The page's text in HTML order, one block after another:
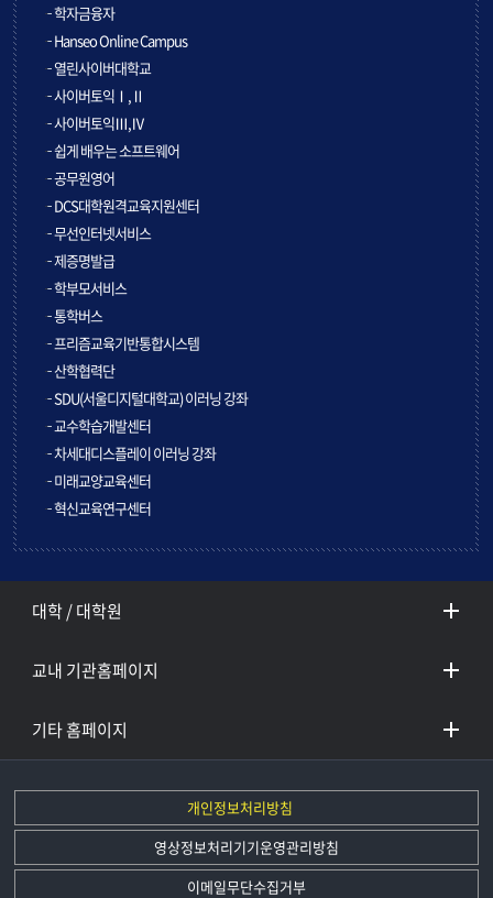
학자금융자
Hanseo Online Campus
열린사이버대학교
사이버토익Ⅰ,Ⅱ
사이버토익Ⅲ,Ⅳ
쉽게 배우는 소프트웨어
공무원영어
DCS대학원격교육지원센터
무선인터넷서비스
제증명발급
학부모서비스
통학버스
프리즘교육기반통합시스템
산학협력단
SDU(서울디지털대학교) 이러닝 강좌
교수학습개발센터
차세대디스플레이 이러닝 강좌
미래교양교육센터
혁신교육연구센터
대학 / 대학원
교내 기관홈페이지
기타 홈페이지
개인정보처리방침
영상정보처리기기운영관리방침
이메일무단수집거부